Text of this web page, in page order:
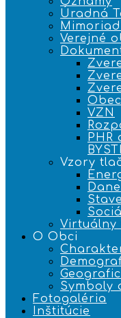
Úradná
Verejné
VZN
PHR
Vzory
Virtuálny
O Obci
Symboly
Fotogaléria
Inštitúcie